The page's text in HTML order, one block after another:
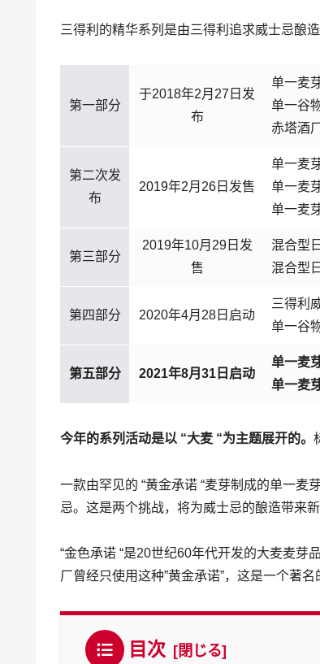
三得利的精华系列是由三得利追求威士忌酿造
第一部分
于2018年2月27日发
布
单一麦
单一谷
赤塔酒
第二次发
布
2019年2月26日发售
单一麦
单一麦
单一麦
第三部分
2019年10月29日发
售
混合型
混合型
第四部分 2020年4月28日启动
三得利
单一谷
第五部分 2021年8月31日启动
单一麦
单一麦
今年的系列活动是以 “大麦 “为主题展开的。
一款由罕见的 “黄金承诺 “麦芽制成的单一
忌。这是两个挑战，将为威士忌的酿造带来
“金色承诺 “是20世纪60年代开发的大麦麦
厂曾经只使用这种”黄金承诺”，这是一个著名
目次